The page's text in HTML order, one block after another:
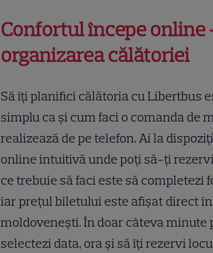
Confortul începe online
organizarea călătoriei
Să îți planifici călătoria cu Libertbus
simplu ca și cum faci o comanda de
realizează de pe telefon. Ai la
online intuitivă unde poți să-ți
ce trebuie să faci este să completezi
iar prețul biletului este afișat direct
moldovenești. În doar câteva minute
selectezi data, ora și să îți rezervi